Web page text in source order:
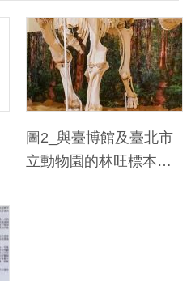
圖2_與臺博館及臺北市
立動物園的林旺標本打